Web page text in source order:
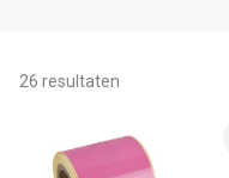
26 resultaten